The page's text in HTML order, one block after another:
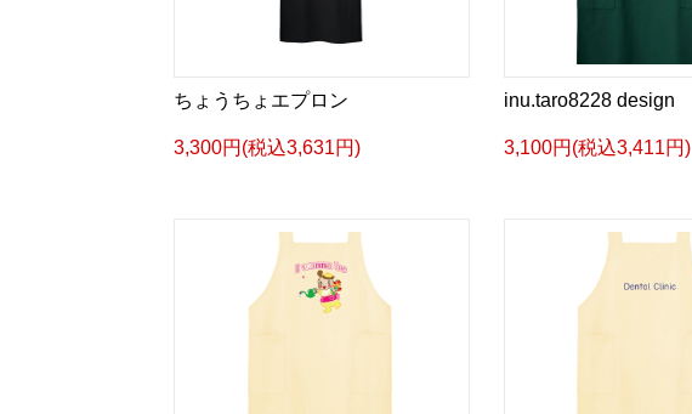
ちょうちょエプロン
3,300円(税込3,631円)
inu.taro8228 design
3,100円(税込3,411円)